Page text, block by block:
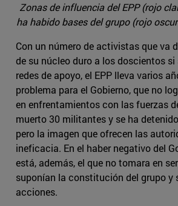
Zonas de influencia del EPP (rojo
ha habido bases del grupo (rojo
Con un número de activistas que va
de su núcleo duro a los doscientos
redes de apoyo, el EPP lleva varios
problema para el Gobierno, que no
en enfrentamientos con las fuerzas
muerto 30 militantes y se ha
pero la imagen que ofrecen las
ineficacia. En el haber negativo del
está, además, el que no tomara en
suponían la constitución del grupo y
acciones.